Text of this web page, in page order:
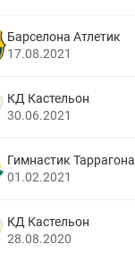
Барселона Атлетик
17.08.2021
КД Кастельон
30.06.2021
Гимнастик Таррагона
01.02.2021
КД Кастельон
28.08.2020